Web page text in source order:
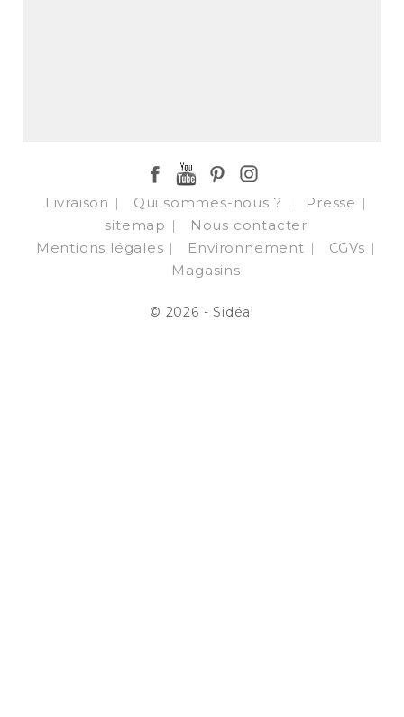
Facebook
YouTubePinterest
Livraison
Qui sommes-nous ?
Presse
sitemap
Nous contacter
Mentions légales
Environnement
CGVs
Magasins
© 2026 - Sidéal